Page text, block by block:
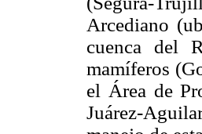
Arcediano
cuenca del
mamíferos
el Área de
Juárez-